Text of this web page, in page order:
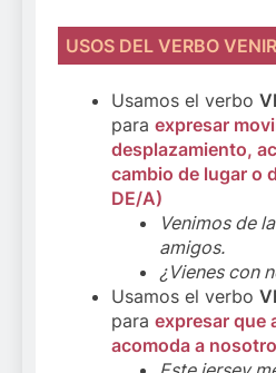
USOS DEL VERBO VENIR
Usamos el verbo
para expresar
desplazamiento,
cambio de lugar o
DE/A)
Venimos de
amigos.
¿Vienes con
Usamos el verbo
para expresar que
acomoda a